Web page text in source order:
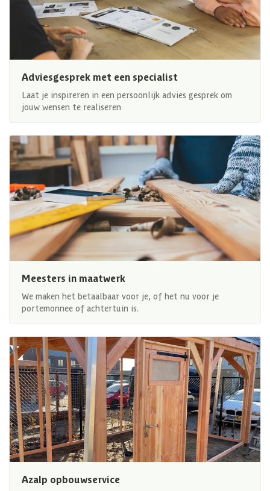
Adviesgesprek met een specialist
Laat je inspireren in een persoonlijk advies gesprek om
jouw wensen te realiseren
Meesters in maatwerk
We maken het betaalbaar voor je, of het nu voor je
portemonnee of achtertuin is.
Azalp opbouwservice